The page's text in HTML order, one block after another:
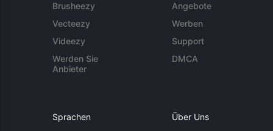
Brusheezy
Vecteezy
Videezy
Werden Sie
Anbieter
Angebote
Werben
Support
DMCA
Sprachen Über Uns